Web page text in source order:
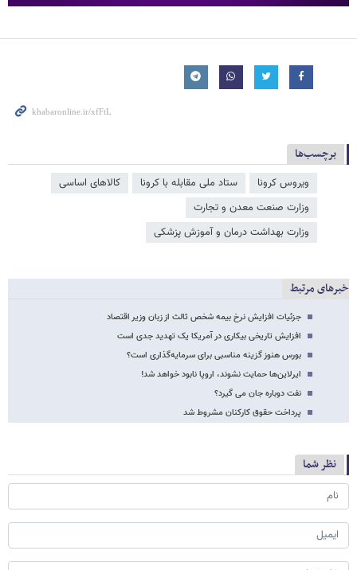
برچسب‌ها
ویروس کرونا ستاد ملی مقابله با کرونا
کالاهای اساسی
وزارت صنعت معدن و تجارت
وزارت بهداشت درمان و آموزش پزشکی
خبرهای مرتبط
جزئیات افزایش نرخ بیمه شخص ثالث از زبان وزیر اقتصاد
افزایش تاریخی بیکاری در آمریکا یک تهدید جدی است
بورس هنوز گزینه مناسبی برای سرمایه‌گذاری است؟
ایرلاین‌ها حمایت نشوند، اروپا نابود خواهد شد!
نفت دوباره جان می گیرد؟
پرداخت حقوق کارکنان مشروط شد
نظر شما